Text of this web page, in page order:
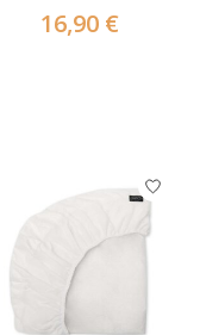
16,90 €